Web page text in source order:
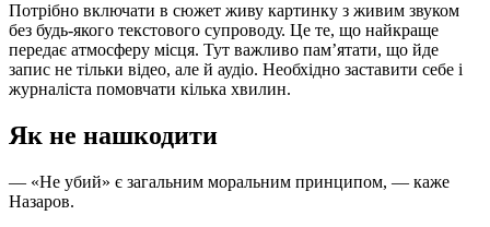
Потрібно включати в сюжет живу картинку з живим звуком
без будь-якого текстового супроводу. Це те, що найкраще
передає атмосферу місця. Тут важливо пам’ятати, що йде
запис не тільки відео, але й аудіо. Необхідно заставити себе і
журналіста помовчати кілька хвилин.
Як не нашкодити
— «Не убий» є загальним моральним принципом, — каже
Назаров.